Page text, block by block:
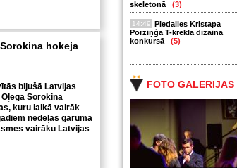
skeletonā
(3)
14:49 Piedalies Kristapa
Porziņģa T-krekla dizaina
konkursā
(5)
FOTO GALERIJAS
hokeja
bijušā Latvijas
Sorokina
kuru laikā vairāk
nedēļas garumā
vairāku Latvijas